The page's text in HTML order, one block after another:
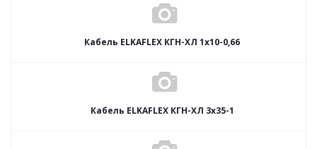
Кабель ELKAFLEX КГН-ХЛ 1x10-0,66
Кабель ELKAFLEX КГН-ХЛ 3x35-1